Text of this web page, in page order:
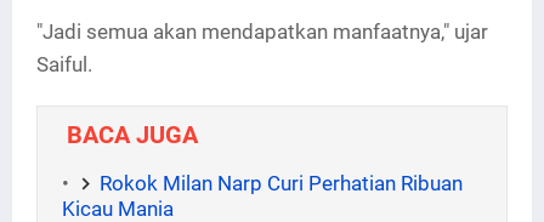
"Jadi semua akan mendapatkan manfaatnya," ujar
Saiful.
BACA JUGA
Rokok Milan Narp Curi Perhatian Ribuan
Kicau Mania